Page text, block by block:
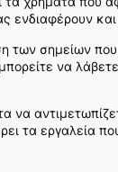
ενδιαφέρουν
σημείων
να
τα εργαλεία